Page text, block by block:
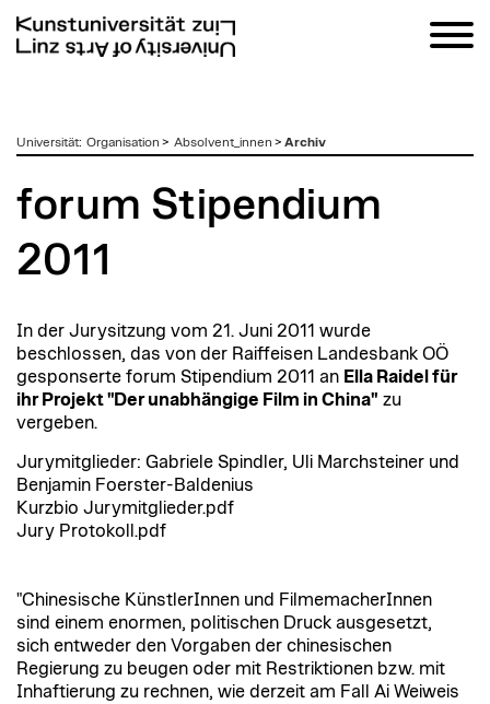
zumUniversität: Organisation > Absolvent_innen > Archiv
forum Stipendium
2011
In der Jurysitzung vom 21. Juni 2011 wurde
beschlossen, das von der Raiffeisen Landesbank OÖ
gesponserte forum Stipendium 2011 an Ella Raidel für
ihr Projekt "Der unabhängige Film in China" zu
vergeben.
Jurymitglieder: Gabriele Spindler, Uli Marchsteiner und
Benjamin Foerster-Baldenius
Kurzbio Jurymitglieder.pdf
Jury Protokoll.pdf
"Chinesische KünstlerInnen und FilmemacherInnen
sind einem enormen, politischen Druck ausgesetzt,
sich entweder den Vorgaben der chinesischen
Regierung zu beugen oder mit Restriktionen bzw. mit
Inhaftierung zu rechnen, wie derzeit am Fall Ai Weiweis